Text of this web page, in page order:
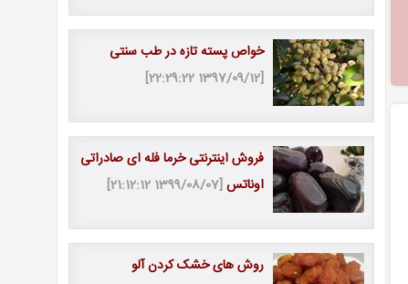
خواص پسته تازه در طب سنتی
[1397/09/12 22:29:22]
فروش اینترنتی خرما فله ای صادراتی
اوناتس[1399/08/07 21:12:12]
روش های خشک کردن آلو